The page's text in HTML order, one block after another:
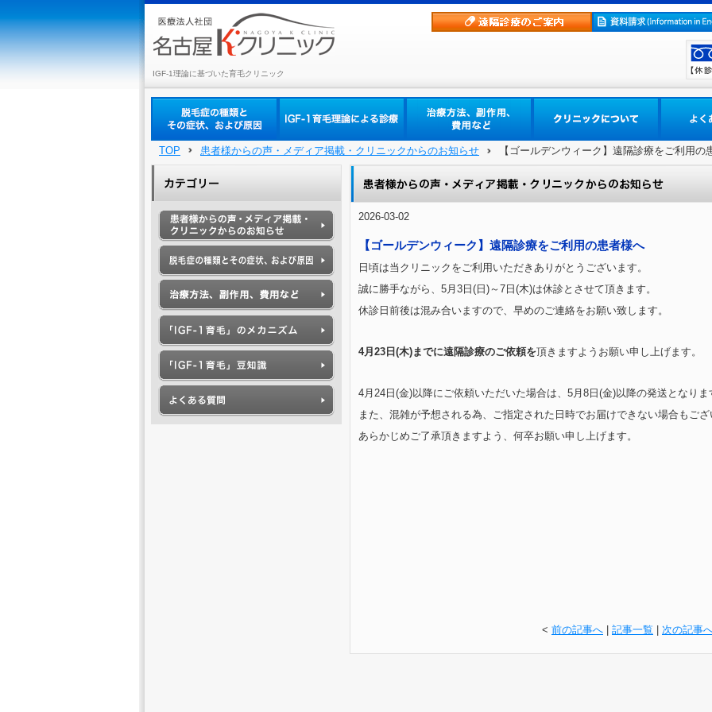
IGF-1理論に基づいた育毛クリニック
TOP 患者様からの声・メディア掲載・クリニックからのお知らせ 【ゴールデンウィーク】遠隔診療をご利用の
2026-03-02
【ゴールデンウィーク】遠隔診療をご利用の患者様へ
日頃は当クリニックをご利用いただきありがとうございます。
誠に勝手ながら、5月3日(日)～7日(木)は休診とさせて頂きます。
休診日前後は混み合いますので、早めのご連絡をお願い致します。
4月23日(木)までに遠隔診療のご依頼を頂きますようお願い申し上げます。
4月24日(金)以降にご依頼いただいた場合は、5月8日(金)以降の発送となりま
また、混雑が予想される為、ご指定された日時でお届けできない場合もご
あらかじめご了承頂きますよう、何卒お願い申し上げます。
< 前の記事へ 記事一覧 次の記事